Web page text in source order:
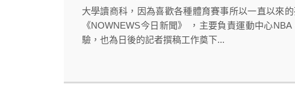
大學讀商科，因為喜歡各種體育賽事所以一直以來
《NOWNEWS今日新聞》 ，主要負責運動中心
驗，也為日後的記者撰稿工作奠下...